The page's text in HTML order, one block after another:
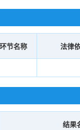
节名称 法律
结果